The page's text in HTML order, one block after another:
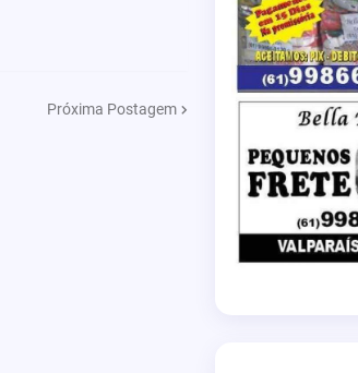
Próxima Postagem